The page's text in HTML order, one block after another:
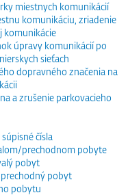
miestnych komunikácií
komunikáciu, zriadenie
komunikácie
úpravy komunikácií po
sieťach
dopravného značenia na
a zrušenie parkovacieho
čísla
prechodnom pobyte
pobyt
prechodný pobyt
pobytu